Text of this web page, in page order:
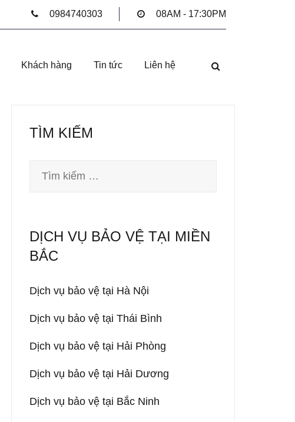
0984740303 08AM - 17:30PM
Khách hàng Tin tức Liên hệ
TÌM KIẾM
kiếm
DỊCH VỤ BẢO VỆ TẠI MIỀN
BẮC
Dịch vụ bảo vệ tại Hà Nội
Dịch vụ bảo vệ tại Thái Bình
Dịch vụ bảo vệ tại Hải Phòng
Dịch vụ bảo vệ tại Hải Dương
Dịch vụ bảo vệ tại Bắc Ninh